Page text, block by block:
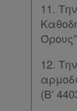
11.
12.
(Β’